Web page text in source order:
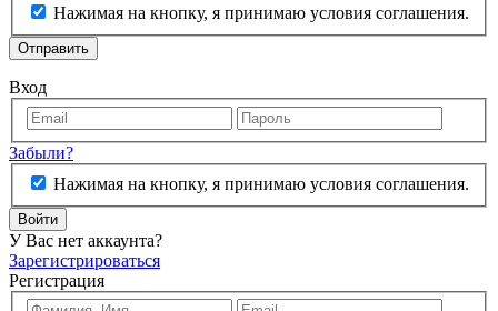
Нажимая на кнопку, я принимаю условия соглашения.
Отправить
Вход
Забыли?
Нажимая на кнопку, я принимаю условия соглашения.
Войти
У Вас нет аккаунта?
Зарегистрироваться
Регистрация